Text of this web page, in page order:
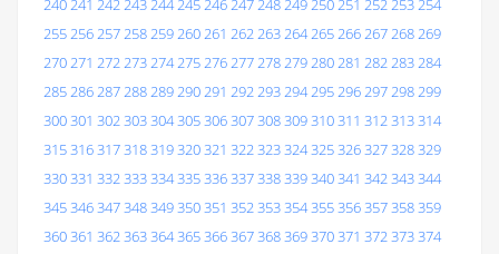
240241 242243244245246247248249250251 252253254
255256257258259260261 262263264265266267268269
270271 272273274275276277278279280281 282283284
285286287288289290291 292293294295296297298299
300301 302303304305306307308309310311 312313314
315316317318319320321 322323324325326327328329
330331 332333334335336337338339340341 342343344
345346347348349350351 352353354355356357358359
360361 362363364365366367368369370371 372373374